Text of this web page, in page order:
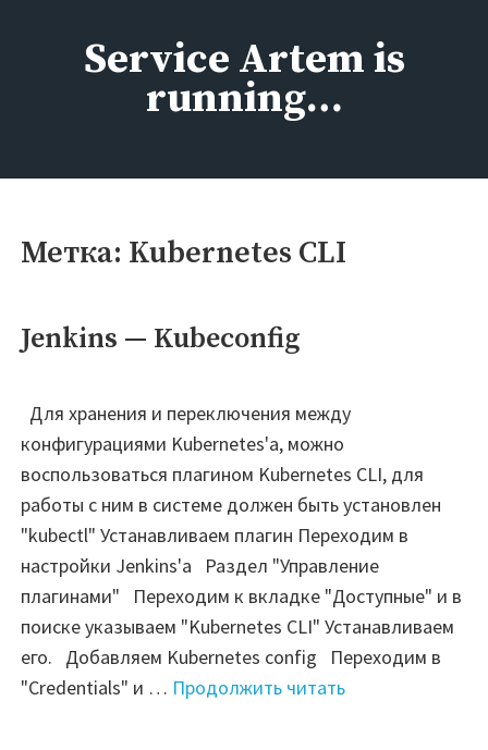
содержимомуService Artem is
running…
Метка: Kubernetes CLI
Jenkins — Kubeconfig
Для хранения и переключения между
конфигурациями Kubernetes'а, можно
воспользоваться плагином Kubernetes CLI, для
работы с ним в системе должен быть установлен
"kubectl" Устанавливаем плагин Переходим в
настройки Jenkins'а Раздел "Управление
плагинами" Переходим к вкладке "Доступные" и в
поиске указываем "Kubernetes CLI" Устанавливаем
его. Добавляем Kubernetes config Переходим в
"Credentials" и … Продолжить читать"Jenkins